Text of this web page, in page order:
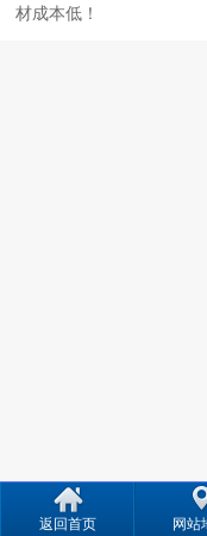
材成本低！
返回首页 网站